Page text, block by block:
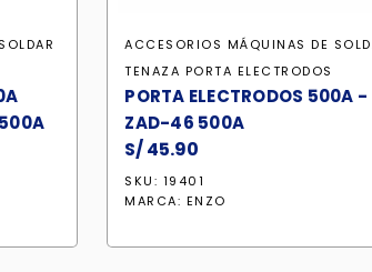
ACCESORIOS MÁQUINAS DE
TENAZA PORTA ELECTRODOS
PORTA ELECTRODOS 500A -
ZAD-46 500A
S/45.90
SKU: 19401
MARCA: ENZO